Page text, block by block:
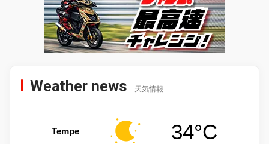
Weather news 天気情報
Tempe 34°C